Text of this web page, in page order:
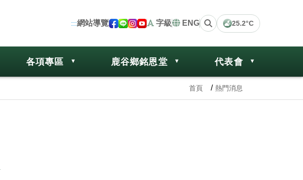
:::網站導覽 字級 ENG 25.2°C
各項專區 鹿谷鄉銘恩堂 代表會
首頁 熱門消息